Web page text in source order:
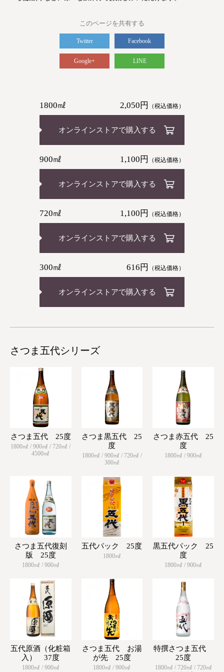
このページを共有する
Twitter Facebook
Google+ LINE
1800㎖ 2,050円 （税込価格）
オンラインストアで購入する
900㎖ 1,100円 （税込価格）
オンラインストアで購入する
720㎖ 1,100円 （税込価格）
オンラインストアで購入する
300㎖ 616円 （税込価格）
オンラインストアで購入する
さつま五代シリーズ
さつま五代 25度
1800㎖ / 900㎖ / 720㎖ /
4500㎖
さつま黒五代 25
度
1800㎖ / 900㎖ / 720㎖ /
300㎖
さつま赤五代 25
度
1800㎖ / 900㎖
さつま五代復刻
版 25度
1800㎖ / 900㎖
五代パック 25度
1800㎖
黒五代パック 25
度
1800㎖ / 900㎖
五代原酒（化粧箱
入） 37度
1800㎖ / 900㎖
さつま五代 お湯
が先 25度
1800㎖ / 900㎖
特撰さつま五代
25度
1800㎖ / 720㎖ / 720㎖